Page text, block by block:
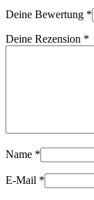
Deine Bewertung *
Deine Rezension *
Name *
E-Mail *